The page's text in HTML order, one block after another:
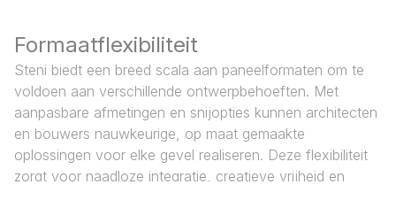
Formaatflexibiliteit
Steni biedt een breed scala aan paneelformaten om te
voldoen aan verschillende ontwerpbehoeften. Met
aanpasbare afmetingen en snijopties kunnen architecten
en bouwers nauwkeurige, op maat gemaakte
oplossingen voor elke gevel realiseren. Deze flexibiliteit
zorgt voor naadloze integratie, creatieve vrijheid en